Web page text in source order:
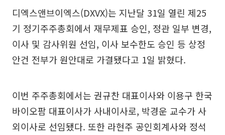
디엑스앤브이엑스(DXVX)는 지난달 31일 열린 제25
기 정기주주총회에서 재무제표 승인, 정관 일부 변경,
이사 및 감사위원 선임, 이사 보수한도 승인 등 상정
안건 전부가 원안대로 가결됐다고 1일 밝혔다.
이번 주주총회에서는 권규찬 대표이사와 이용구 한국
바이오팜 대표이사가 사내이사로, 박경운 교수가 사
외이사로 선임됐다. 또한 라현주 공인회계사와 정석